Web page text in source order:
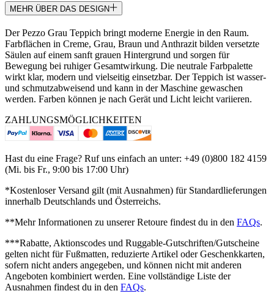
MEHR ÜBER DAS DESIGN
Der Pezzo Grau Teppich bringt moderne Energie in den Raum.
Farbflächen in Creme, Grau, Braun und Anthrazit bilden versetzte
Säulen auf einem sanft grauen Hintergrund und sorgen für
Bewegung bei ruhiger Gesamtwirkung. Die neutrale Farbpalette
wirkt klar, modern und vielseitig einsetzbar. Der Teppich ist wasser-
und schmutzabweisend und kann in der Maschine gewaschen
werden. Farben können je nach Gerät und Licht leicht variieren.
ZAHLUNGSMÖGLICHKEITEN
Hast du eine Frage? Ruf uns einfach an unter: +49 (0)800 182 4159
(Mi. bis Fr., 9:00 bis 17:00 Uhr)
*Kostenloser Versand gilt (mit Ausnahmen) für Standardlieferungen
innerhalb Deutschlands und Österreichs.
**Mehr Informationen zu unserer Retoure findest du in den FAQs.
***Rabatte, Aktionscodes und Ruggable-Gutschriften/Gutscheine
gelten nicht für Fußmatten, reduzierte Artikel oder Geschenkkarten,
sofern nicht anders angegeben, und können nicht mit anderen
Angeboten kombiniert werden. Eine vollständige Liste der
Ausnahmen findest du in den FAQs.